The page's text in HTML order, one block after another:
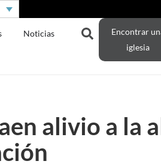
Noticias
Encontrar
iglesia
alivio a la